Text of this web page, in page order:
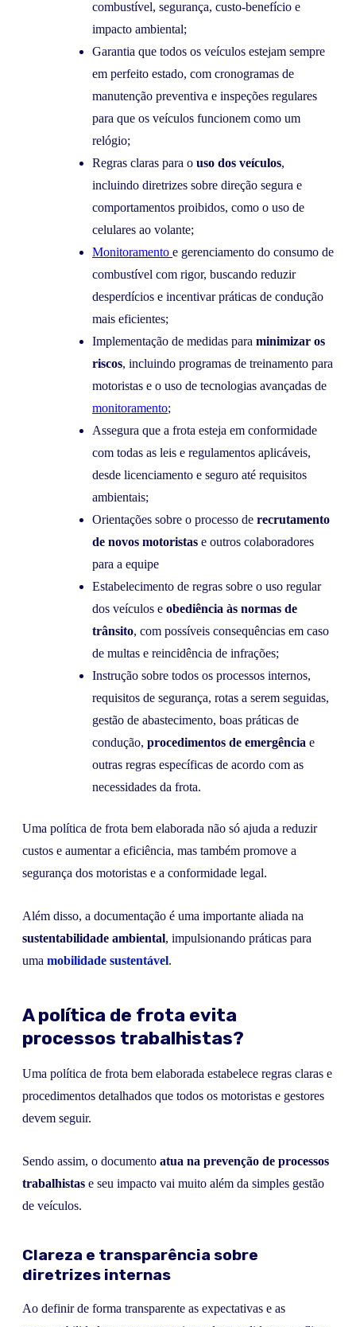
combustível, segurança, custo-benefício e
impacto ambiental;
Garantia que todos os veículos estejam sempre
em perfeito estado, com cronogramas de
manutenção preventiva e inspeções regulares
para que os veículos funcionem como um
relógio;
Regras claras para o uso dos veículos,
incluindo diretrizes sobre direção segura e
comportamentos proibidos, como o uso de
celulares ao volante;
Monitoramento e gerenciamento do consumo de
combustível com rigor, buscando reduzir
desperdícios e incentivar práticas de condução
mais eficientes;
Implementação de medidas para minimizar os
riscos, incluindo programas de treinamento para
motoristas e o uso de tecnologias avançadas de
monitoramento;
Assegura que a frota esteja em conformidade
com todas as leis e regulamentos aplicáveis,
desde licenciamento e seguro até requisitos
ambientais;
Orientações sobre o processo de recrutamento
de novos motoristas e outros colaboradores
para a equipe
Estabelecimento de regras sobre o uso regular
dos veículos e obediência às normas de
trânsito, com possíveis consequências em caso
de multas e reincidência de infrações;
Instrução sobre todos os processos internos,
requisitos de segurança, rotas a serem seguidas,
gestão de abastecimento, boas práticas de
condução, procedimentos de emergência e
outras regras específicas de acordo com as
necessidades da frota.
Uma política de frota bem elaborada não só ajuda a reduzir
custos e aumentar a eficiência, mas também promove a
segurança dos motoristas e a conformidade legal.
Além disso, a documentação é uma importante aliada na
sustentabilidade ambiental, impulsionando práticas para
uma mobilidade sustentável.
A política de frota evita
processos trabalhistas?
Uma política de frota bem elaborada estabelece regras claras e
procedimentos detalhados que todos os motoristas e gestores
devem seguir.
Sendo assim, o documento atua na prevenção de processos
trabalhistas e seu impacto vai muito além da simples gestão
de veículos.
Clareza e transparência sobre
diretrizes internas
Ao definir de forma transparente as expectativas e as